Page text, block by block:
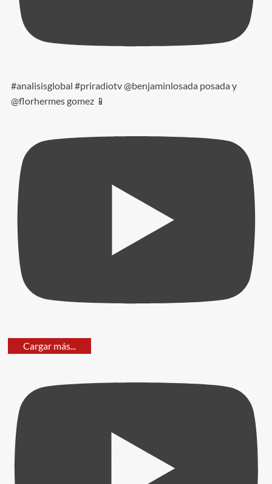
#analisisglobal #priradiotv @benjaminlosada posada y
@florhermes gomez 📱
Cargar más...